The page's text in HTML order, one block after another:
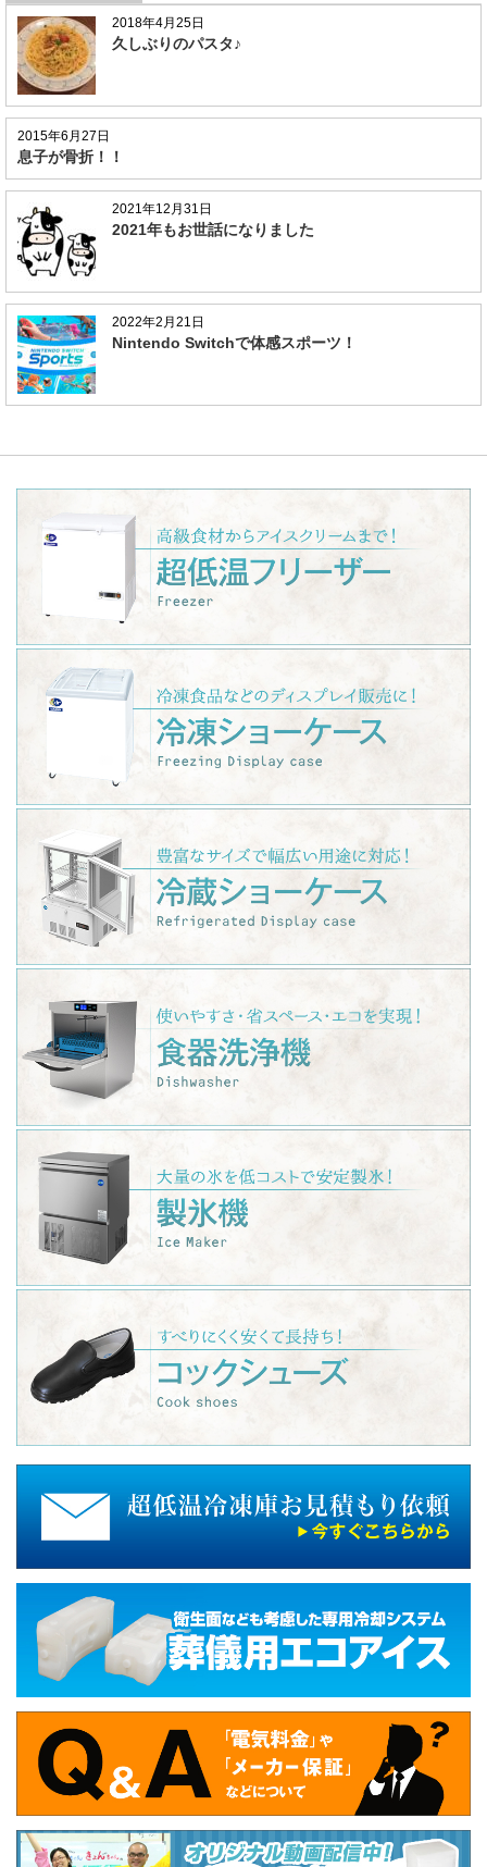
2018年4月25日
久しぶりのパスタ♪
2015年6月27日
息子が骨折！！
2021年12月31日
2021年もお世話になりました
2022年2月21日
Nintendo Switchで体感スポーツ！